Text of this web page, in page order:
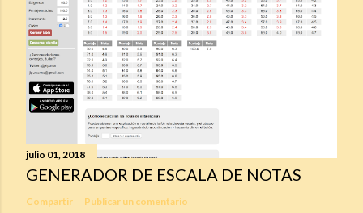
julio 01, 2018
GENERADOR DE ESCALA DE NOTAS
Compartir Publicar un comentario